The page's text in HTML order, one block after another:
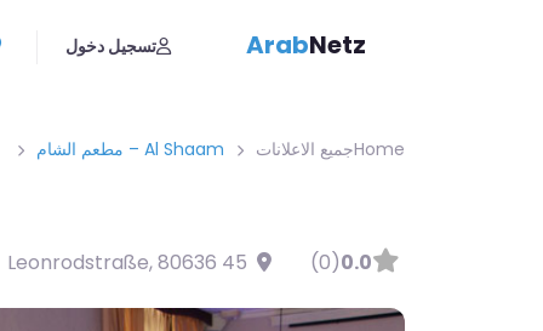
ArabNetz تسجيل دخول
Homeجميع الاعلانات Al Shaam – مطعم الشام
0.0
(0)
45 Leonrodstraße
,80636